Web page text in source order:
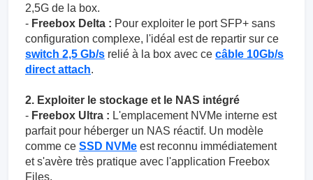
2,5G de la box.
- Freebox Delta : Pour exploiter le port SFP+ sans
configuration complexe, l'idéal est de repartir sur ce
switch 2,5 Gb/s relié à la box avec ce câble 10Gb/s
direct attach.
2. Exploiter le stockage et le NAS intégré
- Freebox Ultra : L'emplacement NVMe interne est
parfait pour héberger un NAS réactif. Un modèle
comme ce SSD NVMe est reconnu immédiatement
et s'avère très pratique avec l'application Freebox
Files.